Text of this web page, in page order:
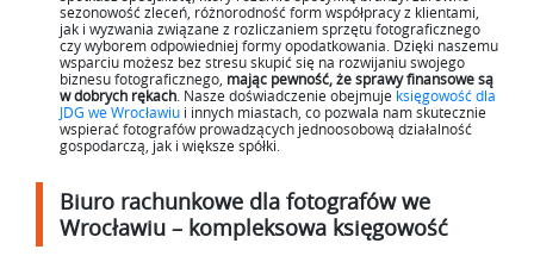
sezonowość zleceń, różnorodność form współpracy z klientami,
jak i wyzwania związane z rozliczaniem sprzętu fotograficznego
czy wyborem odpowiedniej formy opodatkowania. Dzięki naszemu
wsparciu możesz bez stresu skupić się na rozwijaniu swojego
biznesu fotograficznego, mając pewność, że sprawy finansowe są
w dobrych rękach . Nasze doświadczenie obejmuje księgowość dla
JDG we Wrocławiu i innych miastach, co pozwala nam skutecznie
wspierać fotografów prowadzących jednoosobową działalność
gospodarczą, jak i większe spółki.
Biuro rachunkowe dla fotografów we
Wrocławiu – kompleksowa księgowość